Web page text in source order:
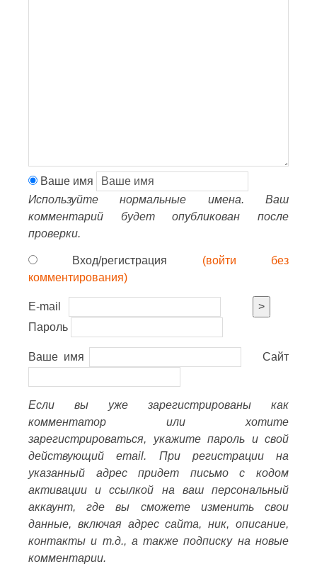
Ваше имя
Используйте нормальные имена. Ваш
комментарий будет опубликован после
проверки.
Вход/регистрация (войти без
комментирования)
E-mail
>
Пароль
Ваше имя Сайт
Если вы уже зарегистрированы как
комментатор или хотите
зарегистрироваться, укажите пароль и свой
действующий email. При регистрации на
указанный адрес придет письмо с кодом
активации и ссылкой на ваш персональный
аккаунт, где вы сможете изменить свои
данные, включая адрес сайта, ник, описание,
контакты и т.д., а также подписку на новые
комментарии.